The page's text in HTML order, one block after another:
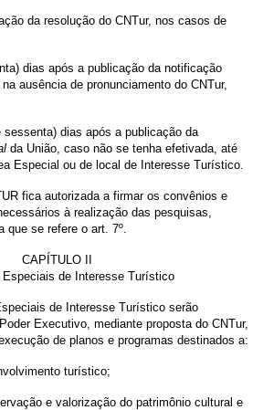
da resolução do CNTur, nos casos de
dias após a publicação da notificação
ausência de pronunciamento do CNTur,
dias após a publicação da
da União, caso não se tenha efetivada, até
Especial ou de local de Interesse Turístico.
fica autorizada a firmar os convênios e
à realização das pesquisas,
se refere o art. 7º.
CAPÍTULO II
Especiais de Interesse Turístico
de Interesse Turístico serão
Executivo, mediante proposta do CNTur,
de planos e programas destinados a:
turístico;
e valorização do patrimônio cultural e